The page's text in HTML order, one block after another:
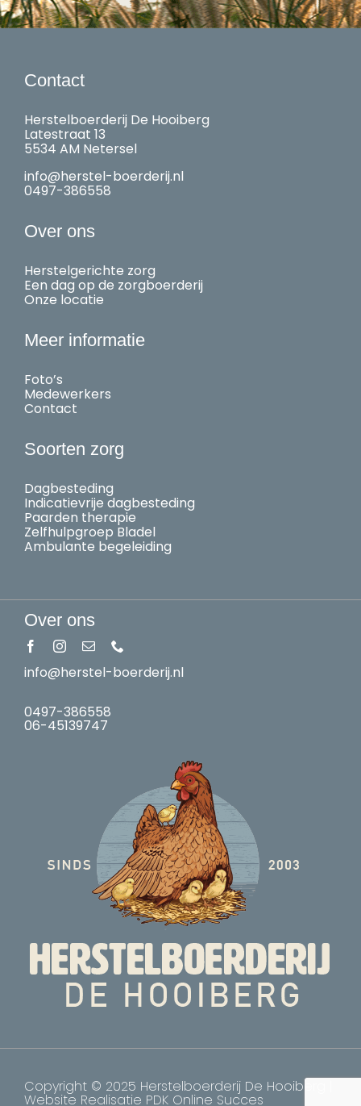
Contact
Herstelboerderij De Hooiberg
Latestraat 13
5534 AM Netersel
info@herstel-boerderij.nl
0497-386558
Over ons
Herstelgerichte zorg
Een dag op de zorgboerderij
Onze locatie
Meer informatie
Foto’s
Medewerkers
Contact
Soorten zorg
Dagbesteding
Indicatievrije dagbesteding
Paarden therapie
Zelfhulpgroep Bladel
Ambulante begeleiding
Over ons
info@herstel-boerderij.nl
0497-386558
06-45139747
Copyright © 2025 Herstelboerderij De Hooiberg |
Website Realisatie PDK Online Succes